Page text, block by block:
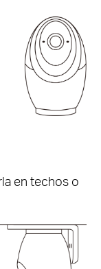
en techos o